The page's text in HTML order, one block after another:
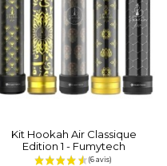
Kit Hookah Air Classique
Edition 1 - Fumytech